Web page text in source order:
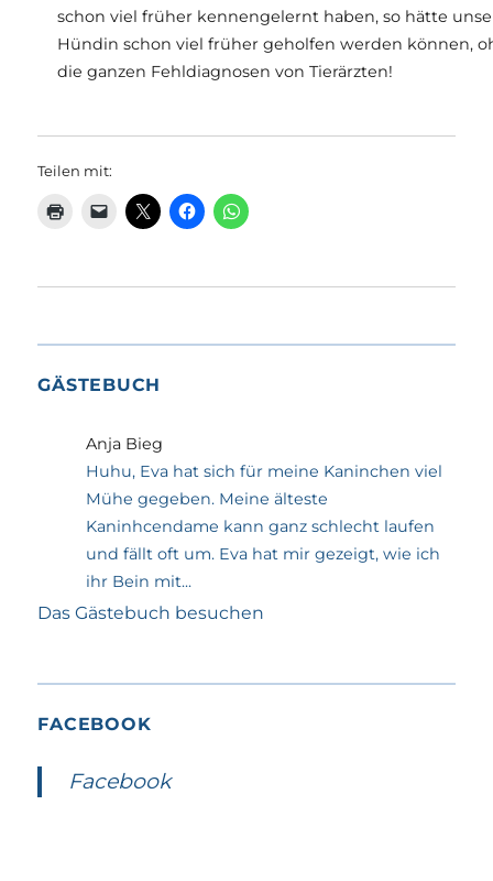
schon viel früher kennengelernt haben, so hätte
Hündin schon viel früher geholfen werden können,
die ganzen Fehldiagnosen von Tierärzten!
Teilen mit:
GÄSTEBUCH
Anja Bieg
Huhu, Eva hat sich für meine Kaninchen viel
Mühe gegeben. Meine älteste
Kaninhcendame kann ganz schlecht laufen
und fällt oft um. Eva hat mir gezeigt, wie ich
ihr Bein mit...
Das Gästebuch besuchen
FACEBOOK
Facebook